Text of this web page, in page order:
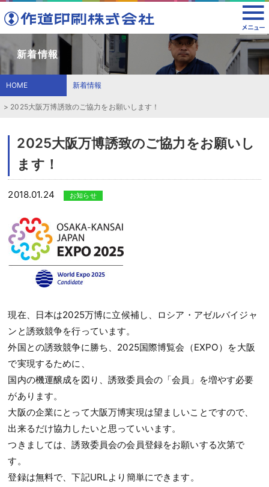
新着情報
HOME 新着情報
2025大阪万博誘致のご協力をお願いします！
2025大阪万博誘致のご協力をお願いし
ます！
2018.01.24 お知らせ
現在、日本は2025万博に立候補し、ロシア・アゼルバイジャ
ンと誘致競争を行っています。
外国との誘致競争に勝ち、2025国際博覧会（EXPO）を大阪
で実現するために、
国内の機運醸成を図り、誘致委員会の「会員」を増やす必要
があります。
大阪の企業にとって大阪万博実現は望ましいことですので、
出来るだけ協力したいと思っていいます。
つきましては、誘致委員会の会員登録をお願いする次第で
す。
登録は無料で、下記URLより簡単にできます。